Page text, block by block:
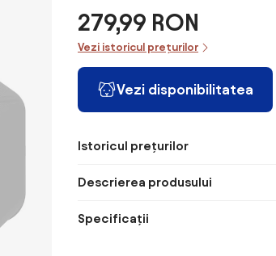
279,99 RON
Vezi istoricul prețurilor
Vezi disponibilitatea
Istoricul prețurilor
Descrierea produsului
Specificații